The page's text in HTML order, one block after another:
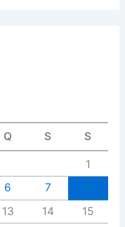
Q S S
1
6 7
13 14
15